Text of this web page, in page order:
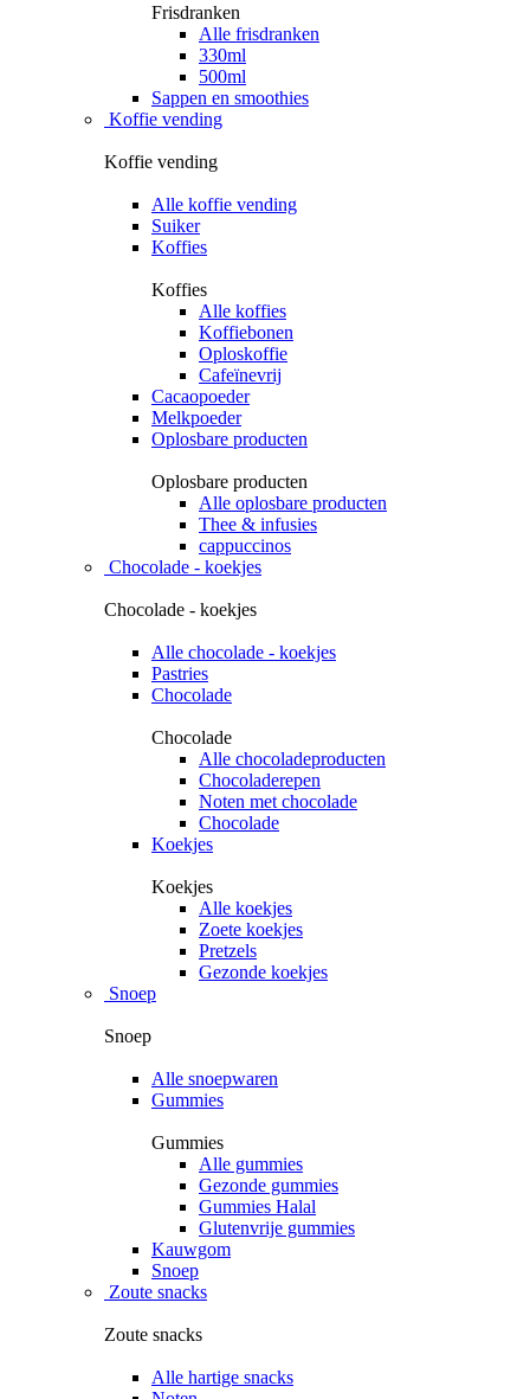
Frisdranken
Alle frisdranken
330ml
500ml
Sappen en smoothies
Koffie vending
Koffie vending
Alle koffie vending
Suiker
Koffies
Koffies
Alle koffies
Koffiebonen
Oploskoffie
Cafeïnevrij
Cacaopoeder
Melkpoeder
Oplosbare producten
Oplosbare producten
Alle oplosbare producten
Thee & infusies
cappuccinos
Chocolade - koekjes
Chocolade - koekjes
Alle chocolade - koekjes
Pastries
Chocolade
Chocolade
Alle chocoladeproducten
Chocoladerepen
Noten met chocolade
Chocolade
Koekjes
Koekjes
Alle koekjes
Zoete koekjes
Pretzels
Gezonde koekjes
Snoep
Snoep
Alle snoepwaren
Gummies
Gummies
Alle gummies
Gezonde gummies
Gummies Halal
Glutenvrije gummies
Kauwgom
Snoep
Zoute snacks
Zoute snacks
Alle hartige snacks